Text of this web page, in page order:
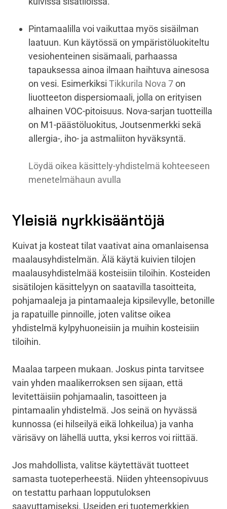
Pintamaalilla voi vaikuttaa myös sisäilman
laatuun. Kun käytössä on ympäristöluokiteltu
vesiohenteinen sisämaali, parhaassa
tapauksessa ainoa ilmaan haihtuva ainesosa
on vesi. Esimerkiksi Tikkurila Nova 7on
liuotteeton dispersiomaali, jolla on erityisen
alhainen VOC-pitoisuus. Nova-sarjan tuotteilla
on M1-päästöluokitus, Joutsenmerkki sekä
allergia-, iho- ja astmaliiton hyväksyntä.
Löydä oikea käsittely-yhdistelmä kohteeseen
menetelmähaun avulla
Yleisiä nyrkkisääntöjä
Kuivat ja kosteat tilat vaativat aina omanlaisensa
maalausyhdistelmän. Älä käytä kuivien tilojen
maalausyhdistelmää kosteisiin tiloihin. Kosteiden
sisätilojen käsittelyyn on saatavilla tasoitteita,
pohjamaaleja ja pintamaaleja kipsilevylle, betonille
ja rapatuille pinnoille, joten valitse oikea
yhdistelmä kylpyhuoneisiin ja muihin kosteisiin
tiloihin.
Maalaa tarpeen mukaan. Joskus pinta tarvitsee
vain yhden maalikerroksen sen sijaan, että
levitettäisiin pohjamaalin, tasoitteen ja
pintamaalin yhdistelmä. Jos seinä on hyvässä
kunnossa (ei hilseilyä eikä lohkeilua) ja vanha
värisävy on lähellä uutta, yksi kerros voi riittää.
Jos mahdollista, valitse käytettävät tuotteet
samasta tuoteperheestä. Niiden yhteensopivuus
on testattu parhaan lopputuloksen
saavuttamiseksi. Useiden eri tuotemerkkien